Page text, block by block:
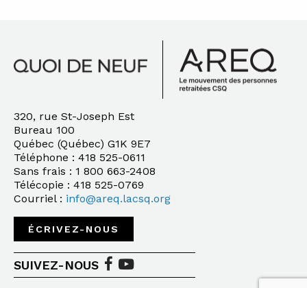
320, rue St-Joseph Est
Bureau 100
Québec (Québec) G1K 9E7
Téléphone : 418 525-0611
Sans frais : 1 800 663-2408
Télécopie : 418 525-0769
Courriel : info@areq.lacsq.org
ÉCRIVEZ-NOUS
SUIVEZ-NOUS